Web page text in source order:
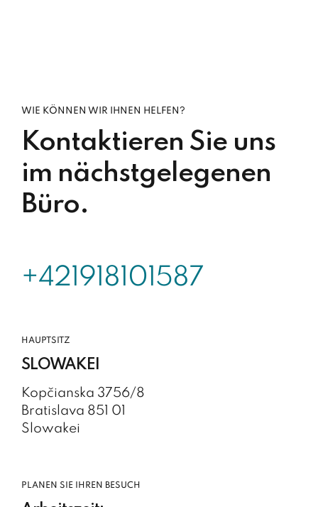
WIE KÖNNEN WIR IHNEN HELFEN?
Kontaktieren Sie uns
im nächstgelegenen
Büro.
+421918101587
HAUPTSITZ
SLOWAKEI
Kopčianska 3756/8
Bratislava 851 01
Slowakei
PLANEN SIE IHREN BESUCH